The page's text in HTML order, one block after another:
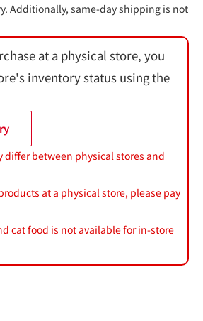
Additionally, same-day shipping is not
at a physical store, you
inventory status using the
differ between physical stores and
at a physical store, please pay
cat food is not available for in-store